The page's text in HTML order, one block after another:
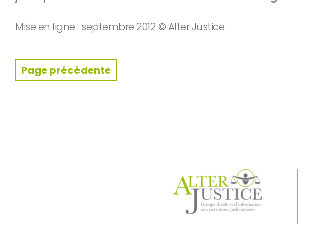
Mise en ligne : septembre 2012 © Alter Justice
Page précédente